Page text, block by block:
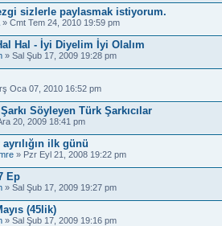
sizlerle paylasmak istiyorum.
» Cmt Tem 24, 2010 19:59 pm
Hal - İyi Diyelim İyi Olalım
» Sal Şub 17, 2009 19:28 pm
Oca 07, 2010 16:52 pm
Söyleyen Türk Şarkıcılar
20, 2009 18:41 pm
ilk günü
» Pzr Eyl 21, 2008 19:22 pm
Ep
» Sal Şub 17, 2009 19:27 pm
(45lik)
» Sal Şub 17, 2009 19:16 pm